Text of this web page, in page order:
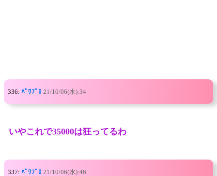
336: ﾊﾟﾜﾌﾟﾛ 21/10/06(水):34
いやこれで35000は狂ってるわ
337: ﾊﾟﾜﾌﾟﾛ 21/10/06(水):46